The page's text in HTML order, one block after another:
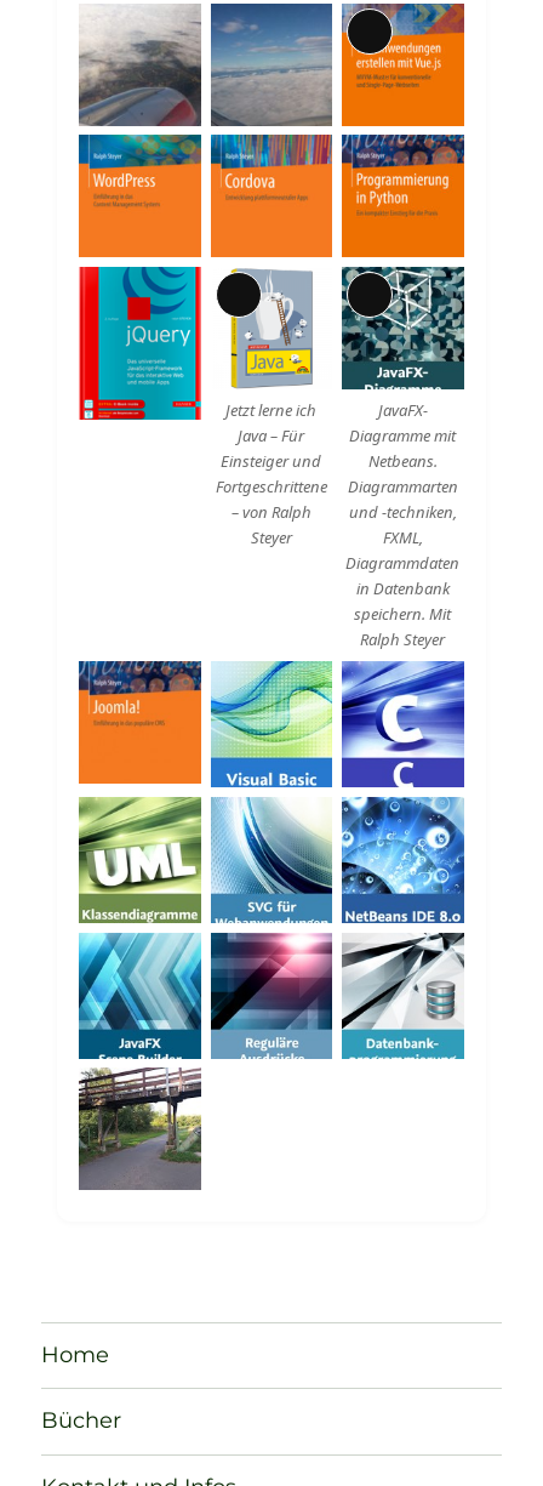
Lange
Beschreibung
Lange
Beschreibung
Jetzt lerne ich
Java – Für
Einsteiger und
Fortgeschrittene
– von Ralph
Steyer
Lange
Beschreibung
JavaFX-
Diagramme mit
Netbeans.
Diagrammarten
und -techniken,
FXML,
Diagrammdaten
in Datenbank
speichern. Mit
Ralph Steyer
Home
Bücher